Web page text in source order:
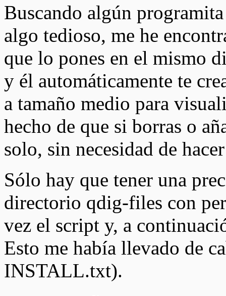
Buscando algún
algo tedioso, me he
que lo pones en el mismo
y él automáticamente te
a tamaño medio para
hecho de que si borras o
solo, sin necesidad de
Sólo hay que tener una
directorio qdig-files con
vez el script y, a
Esto me había llevado de
INSTALL.txt).